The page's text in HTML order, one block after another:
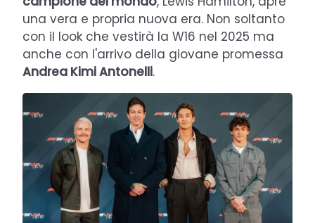
una vera e propria nuova era. Non soltanto
con il look che vestirà la W16 nel 2025 ma
anche con l'arrivo della giovane promessa
Andrea Kimi Antonelli.